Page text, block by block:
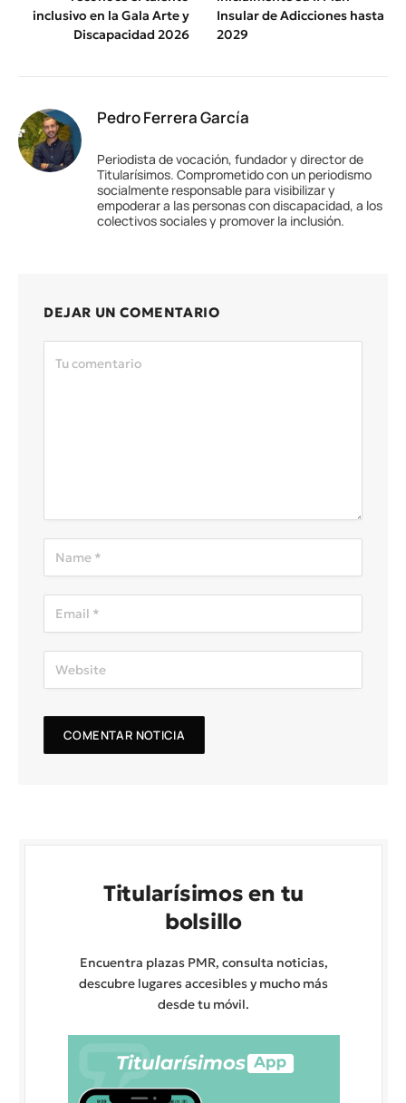
inclusivo en la Gala Arte y
Discapacidad 2026
Insular de Adicciones hasta
2029
Pedro Ferrera García
Periodista de vocación, fundador y director de
Titularísimos. Comprometido con un periodismo
socialmente responsable para visibilizar y
empoderar a las personas con discapacidad, a los
colectivos sociales y promover la inclusión.
DEJAR UN COMENTARIO
Titularísimos en tu
bolsillo
Encuentra plazas PMR, consulta noticias,
descubre lugares accesibles y mucho más
desde tu móvil.